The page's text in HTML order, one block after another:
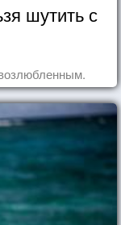
шутить с